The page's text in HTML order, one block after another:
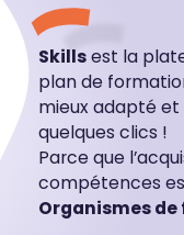
Skillsest la
plan de
mieux adapté
quelques clics !
Parce que
compétences
Organismes